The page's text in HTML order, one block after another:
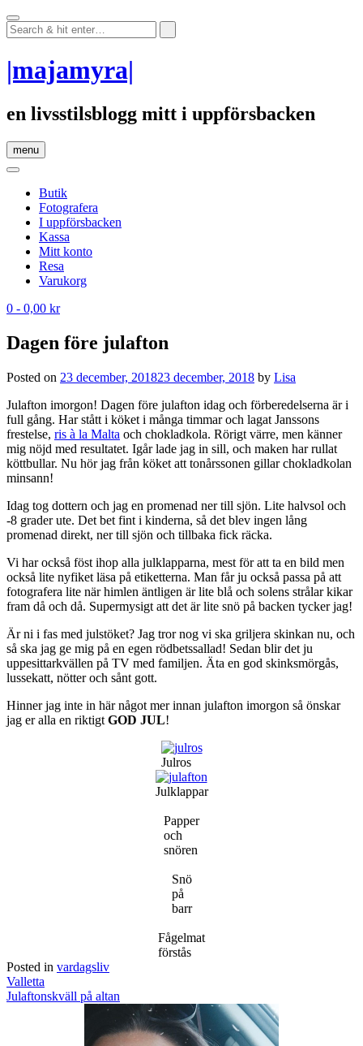
Skip
to
content
|majamyra|
en livsstilsblogg mitt i uppförsbacken
menu
Butik
Fotografera
I uppförsbacken
Kassa
Mitt konto
Resa
Varukorg
0 - 0,00 kr
Dagen före julafton
Posted on 23 december, 201823 december, 2018 by Lisa
Julafton imorgon! Dagen före julafton idag och förberedelserna är i
full gång. Har stått i köket i många timmar och lagat Janssons
frestelse, ris à la Malta och chokladkola. Rörigt värre, men känner
mig nöjd med resultatet. Igår lade jag in sill, och maken har rullat
köttbullar. Nu hör jag från köket att tonårssonen gillar chokladkolan
minsann!
Idag tog dottern och jag en promenad ner till sjön. Lite halvsol och
-8 grader ute. Det bet fint i kinderna, så det blev ingen lång
promenad direkt, ner till sjön och tillbaka fick räcka.
Vi har också föst ihop alla julklapparna, mest för att ta en bild men
också lite nyfiket läsa på etiketterna. Man får ju också passa på att
fotografera lite när himlen äntligen är lite blå och solens strålar kikar
fram då och då. Supermysigt att det är lite snö på backen tycker jag!
Är ni i fas med julstöket? Jag tror nog vi ska griljera skinkan nu, och
så ska jag ge mig på en egen rödbetssallad! Sedan blir det ju
uppesittarkvällen på TV med familjen. Äta en god skinksmörgås,
lussekatt, nötter och sånt gott.
Hinner jag inte in här något mer innan julafton imorgon så önskar
jag er alla en riktigt GOD JUL!
Julros
Julklappar
Papper
och
snören
Snö
på
barr
Fågelmat
förstås
Posted in vardagsliv
Post
navigation
Valletta
Julaftonskväll på altan